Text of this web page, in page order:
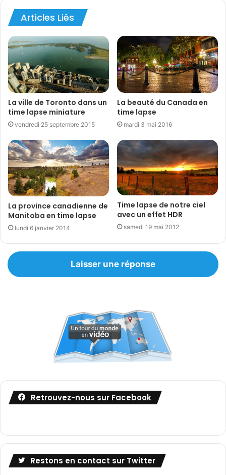
time lapse canada time lapse HDR
time lapse Vancouver vancouver
Articles Liés
La ville de Toronto dans un
time lapse miniature
vendredi 25 septembre 2015
La beauté du Canada en
time lapse
mardi 3 mai 2016
La province canadienne de
Manitoba en time lapse
lundi 6 janvier 2014
Time lapse de notre ciel
avec un effet HDR
samedi 19 mai 2012
Laisser une réponse
Retrouvez-nous sur Facebook
Restons en contact sur Twitter